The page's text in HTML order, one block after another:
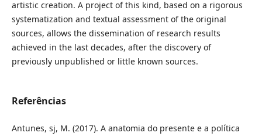
artistic creation. A project of this kind, based on a rigorous
systematization and textual assessment of the original
sources, allows the dissemination of research results
achieved in the last decades, after the discovery of
previously unpublished or little known sources.
Referências
Antunes, sj, M. (2017). A anatomia do presente e a política